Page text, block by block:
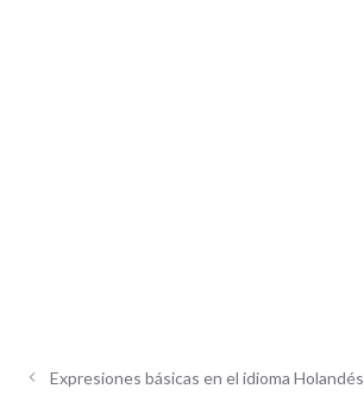
Expresiones básicas en el idioma Holandés